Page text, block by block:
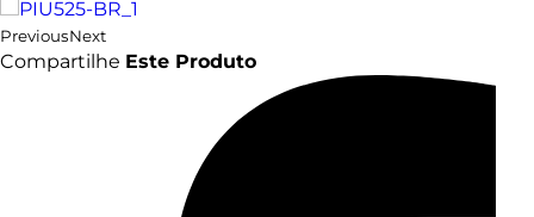
PreviousNext
Compartilhe Este Produto